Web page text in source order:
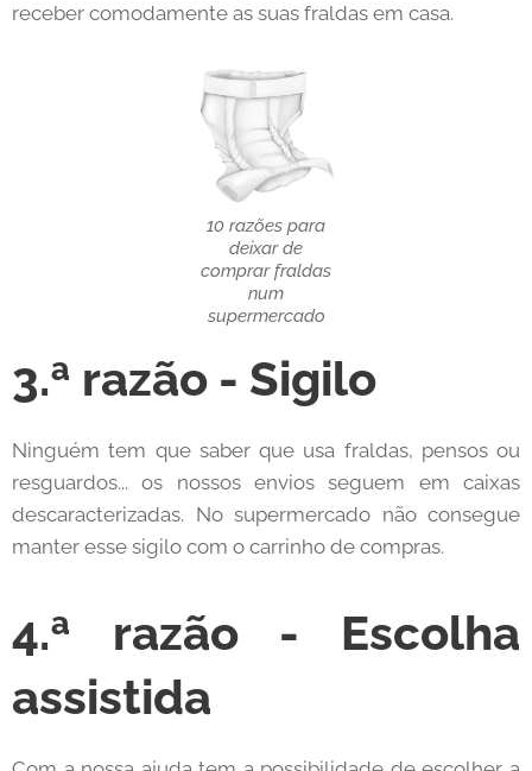
receber comodamente as suas fraldas em casa.
10 razões para
deixar de
comprar fraldas
num
supermercado
3.ª razão - Sigilo
Ninguém tem que saber que usa fraldas, pensos ou
resguardos... os nossos envios seguem em caixas
descaracterizadas. No supermercado não consegue
manter esse sigilo com o carrinho de compras.
4.ª razão - Escolha
assistida